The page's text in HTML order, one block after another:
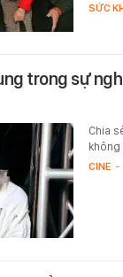
SỨC
trong sự
Chia
không
CINE -